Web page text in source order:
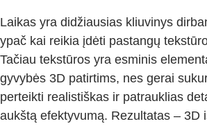
Laikas yra didžiausias kliuvinys
ypač kai reikia įdėti pastangų
Tačiau tekstūros yra esminis
gyvybės 3D patirtims, nes gerai
perteikti realistiškas ir patrauklias
aukštą efektyvumą. Rezultatas – 3D